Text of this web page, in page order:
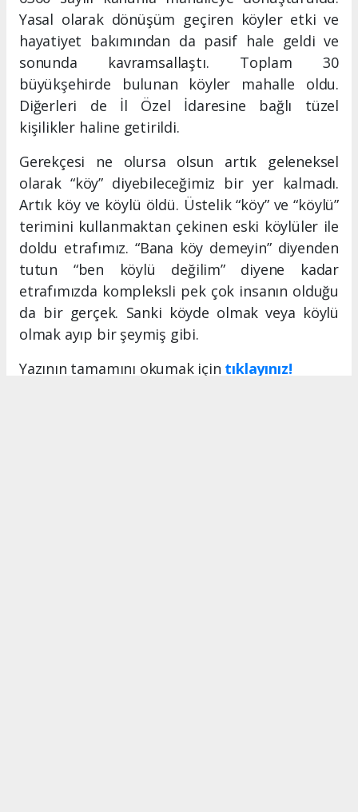
Yasal olarak dönüşüm geçiren köyler etki ve
hayatiyet bakımından da pasif hale geldi ve
sonunda kavramsallaştı. Toplam 30
büyükşehirde bulunan köyler mahalle oldu.
Diğerleri de İl Özel İdaresine bağlı tüzel
kişilikler haline getirildi.
Gerekçesi ne olursa olsun artık geleneksel
olarak “köy” diyebileceğimiz bir yer kalmadı.
Artık köy ve köylü öldü. Üstelik “köy” ve “köylü”
terimini kullanmaktan çekinen eski köylüler ile
doldu etrafımız. “Bana köy demeyin” diyenden
tutun “ben köylü değilim” diyene kadar
etrafımızda kompleksli pek çok insanın olduğu
da bir gerçek. Sanki köyde olmak veya köylü
olmak ayıp bir şeymiş gibi.
Yazının tamamını okumak için tıklayınız!